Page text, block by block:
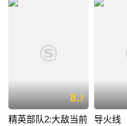
8.7
精英部队2:大敌当前 导火线